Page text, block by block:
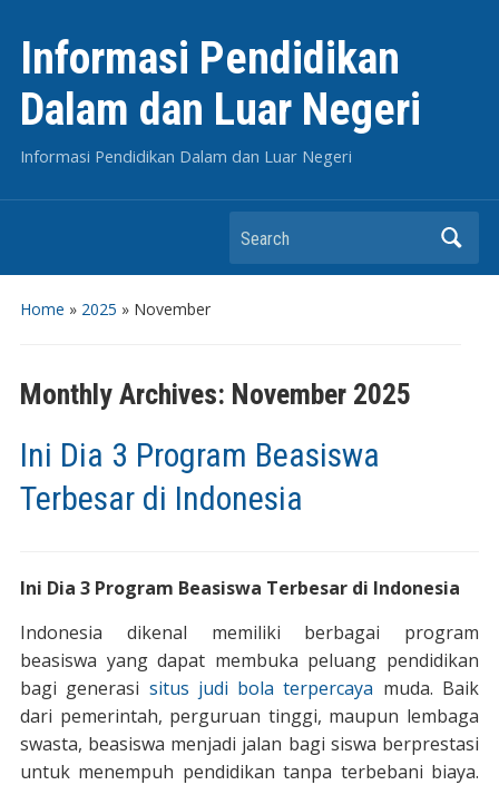
Informasi Pendidikan
Dalam dan Luar Negeri
Informasi Pendidikan Dalam dan Luar Negeri
Search
Home » 2025 » November
Monthly Archives: November 2025
Ini Dia 3 Program Beasiswa
Terbesar di Indonesia
Ini Dia 3 Program Beasiswa Terbesar di Indonesia
Indonesia dikenal memiliki berbagai program
beasiswa yang dapat membuka peluang pendidikan
bagi generasi situs judi bola terpercaya muda. Baik
dari pemerintah, perguruan tinggi, maupun lembaga
swasta, beasiswa menjadi jalan bagi siswa berprestasi
untuk menempuh pendidikan tanpa terbebani biaya.